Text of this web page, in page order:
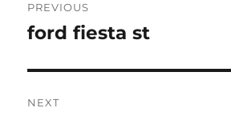
navigation
PREVIOUS
Previous
ford fiesta st
NEXT